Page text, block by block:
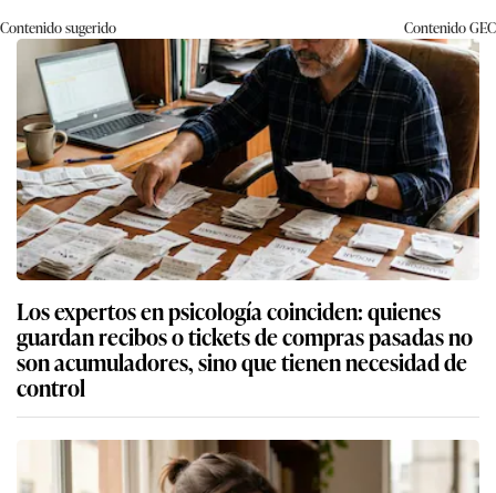
Contenido sugerido ContenidoGEC
Los expertos en psicología coinciden: quienes
guardan recibos o tickets de compras pasadas no
son acumuladores, sino que tienen necesidad de
control